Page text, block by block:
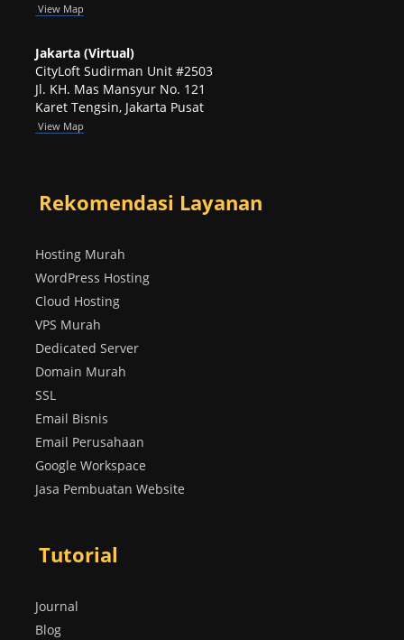
View Map
Jakarta (Virtual)
CityLoft Sudirman Unit #2503
Jl. KH. Mas Mansyur No. 121
Karet Tengsin, Jakarta Pusat
View Map
Rekomendasi Layanan
Hosting Murah
WordPress Hosting
Cloud Hosting
VPS Murah
Dedicated Server
Domain Murah
SSL
Email Bisnis
Email Perusahaan
Google Workspace
Jasa Pembuatan Website
Tutorial
Journal
Blog